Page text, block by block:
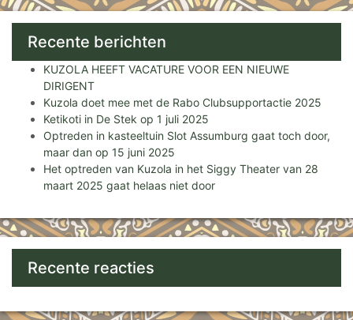
Recente berichten
KUZOLA HEEFT VACATURE VOOR EEN NIEUWE
DIRIGENT
Kuzola doet mee met de Rabo Clubsupportactie 2025
Ketikoti in De Stek op 1 juli 2025
Optreden in kasteeltuin Slot Assumburg gaat toch door,
maar dan op 15 juni 2025
Het optreden van Kuzola in het Siggy Theater van 28
maart 2025 gaat helaas niet door
Recente reacties